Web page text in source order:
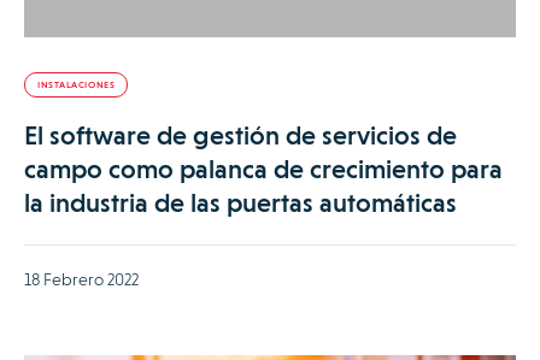
INSTALACIONES
El software de gestión de servicios de
campo como palanca de crecimiento para
la industria de las puertas automáticas
18 Febrero 2022